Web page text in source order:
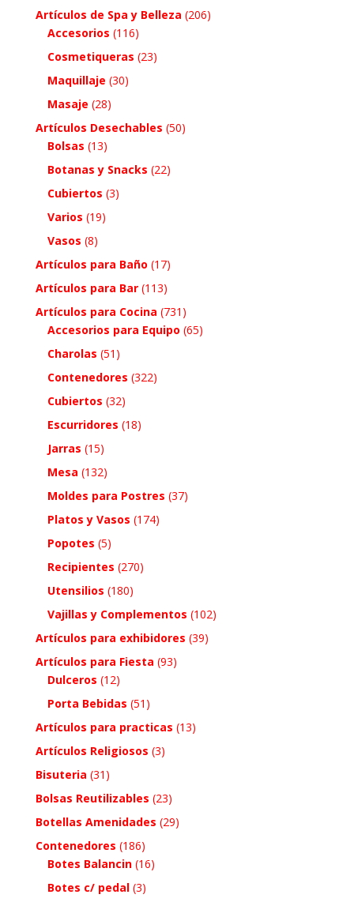
Artículos de Spa y Belleza (206)
Accesorios (116)
Cosmetiqueras (23)
Maquillaje (30)
Masaje (28)
Artículos Desechables (50)
Bolsas (13)
Botanas y Snacks (22)
Cubiertos (3)
Varios (19)
Vasos (8)
Artículos para Baño (17)
Artículos para Bar (113)
Artículos para Cocina (731)
Accesorios para Equipo (65)
Charolas (51)
Contenedores (322)
Cubiertos (32)
Escurridores (18)
Jarras (15)
Mesa (132)
Moldes para Postres (37)
Platos y Vasos (174)
Popotes (5)
Recipientes (270)
Utensilios (180)
Vajillas y Complementos (102)
Artículos para exhibidores (39)
Artículos para Fiesta (93)
Dulceros (12)
Porta Bebidas (51)
Artículos para practicas (13)
Artículos Religiosos (3)
Bisuteria (31)
Bolsas Reutilizables (23)
Botellas Amenidades (29)
Contenedores (186)
Botes Balancin (16)
Botes c/ pedal (3)